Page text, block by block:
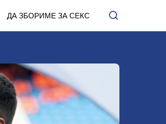
ДА ЗБОРИМЕ ЗА СЕКС